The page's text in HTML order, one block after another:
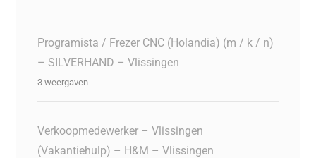
Programista / Frezer CNC (Holandia) (m / k / n)
– SILVERHAND – Vlissingen
3 weergaven
Verkoopmedewerker – Vlissingen
(Vakantiehulp) – H&M – Vlissingen